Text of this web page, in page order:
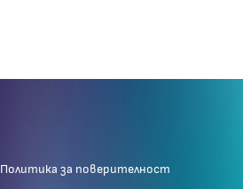
Политика за поверителност